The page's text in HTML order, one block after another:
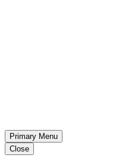
Primary Menu
Close